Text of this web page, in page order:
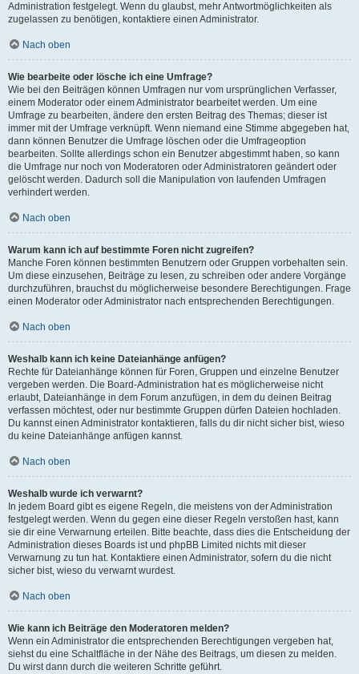
Administration festgelegt. Wenn du glaubst, mehr Antwortmöglichkeiten als
zugelassen zu benötigen, kontaktiere einen Administrator.
Nach oben
Wie bearbeite oder lösche ich eine Umfrage?
Wie bei den Beiträgen können Umfragen nur vom ursprünglichen Verfasser,
einem Moderator oder einem Administrator bearbeitet werden. Um eine
Umfrage zu bearbeiten, ändere den ersten Beitrag des Themas; dieser ist
immer mit der Umfrage verknüpft. Wenn niemand eine Stimme abgegeben hat,
dann können Benutzer die Umfrage löschen oder die Umfrageoption
bearbeiten. Sollte allerdings schon ein Benutzer abgestimmt haben, so kann
die Umfrage nur noch von Moderatoren oder Administratoren geändert oder
gelöscht werden. Dadurch soll die Manipulation von laufenden Umfragen
verhindert werden.
Nach oben
Warum kann ich auf bestimmte Foren nicht zugreifen?
Manche Foren können bestimmten Benutzern oder Gruppen vorbehalten sein.
Um diese einzusehen, Beiträge zu lesen, zu schreiben oder andere Vorgänge
durchzuführen, brauchst du möglicherweise besondere Berechtigungen. Frage
einen Moderator oder Administrator nach entsprechenden Berechtigungen.
Nach oben
Weshalb kann ich keine Dateianhänge anfügen?
Rechte für Dateianhänge können für Foren, Gruppen und einzelne Benutzer
vergeben werden. Die Board-Administration hat es möglicherweise nicht
erlaubt, Dateianhänge in dem Forum anzufügen, in dem du deinen Beitrag
verfassen möchtest, oder nur bestimmte Gruppen dürfen Dateien hochladen.
Du kannst einen Administrator kontaktieren, falls du dir nicht sicher bist, wieso
du keine Dateianhänge anfügen kannst.
Nach oben
Weshalb wurde ich verwarnt?
In jedem Board gibt es eigene Regeln, die meistens von der Administration
festgelegt werden. Wenn du gegen eine dieser Regeln verstoßen hast, kann
sie dir eine Verwarnung erteilen. Bitte beachte, dass dies die Entscheidung der
Administration dieses Boards ist und phpBB Limited nichts mit dieser
Verwarnung zu tun hat. Kontaktiere einen Administrator, sofern du die nicht
sicher bist, wieso du verwarnt wurdest.
Nach oben
Wie kann ich Beiträge den Moderatoren melden?
Wenn ein Administrator die entsprechenden Berechtigungen vergeben hat,
siehst du eine Schaltfläche in der Nähe des Beitrags, um diesen zu melden.
Du wirst dann durch die weiteren Schritte geführt.